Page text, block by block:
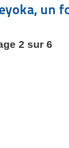
un
2 sur 6